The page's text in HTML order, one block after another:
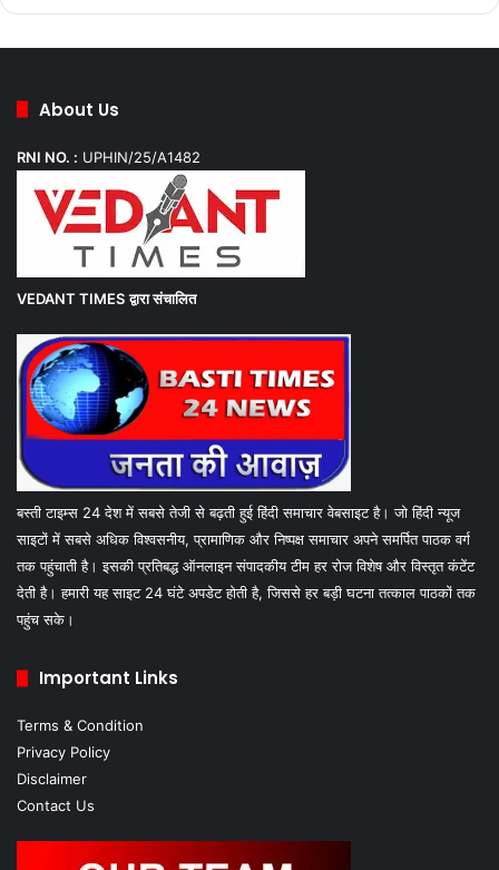
About Us
RNI NO. : UPHIN/25/A1482
VEDANT TIMES द्वारा संचालित
बस्ती टाइम्स 24 देश में सबसे तेजी से बढ़ती हुई हिंदी समाचार वेबसाइट है। जो हिंदी न्यूज
साइटों में सबसे अधिक विश्वसनीय, प्रामाणिक और निष्पक्ष समाचार अपने समर्पित पाठक वर्ग
तक पहुंचाती है। इसकी प्रतिबद्ध ऑनलाइन संपादकीय टीम हर रोज विशेष और विस्तृत कंटेंट
देती है। हमारी यह साइट 24 घंटे अपडेट होती है, जिससे हर बड़ी घटना तत्काल पाठकों तक
पहुंच सके।
Important Links
Terms & Condition
Privacy Policy
Disclaimer
Contact Us